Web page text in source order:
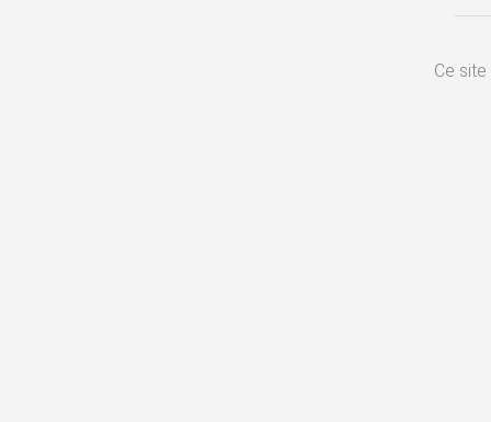
Ce